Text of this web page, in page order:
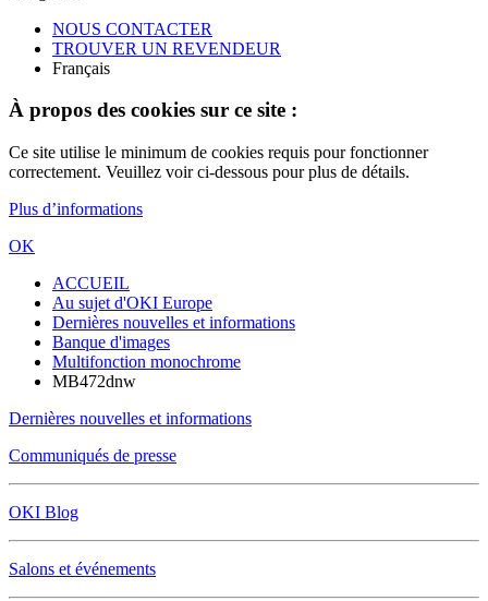
NOUS CONTACTER
TROUVER UN REVENDEUR
Français
À propos des cookies sur ce site :
Ce site utilise le minimum de cookies requis pour fonctionner
correctement. Veuillez voir ci-dessous pour plus de détails.
Plus d’informations
OK
ACCUEIL
Au sujet d'OKI Europe
Dernières nouvelles et informations
Banque d'images
Multifonction monochrome
MB472dnw
Dernières nouvelles et informations
Communiqués de presse
OKI Blog
Salons et événements